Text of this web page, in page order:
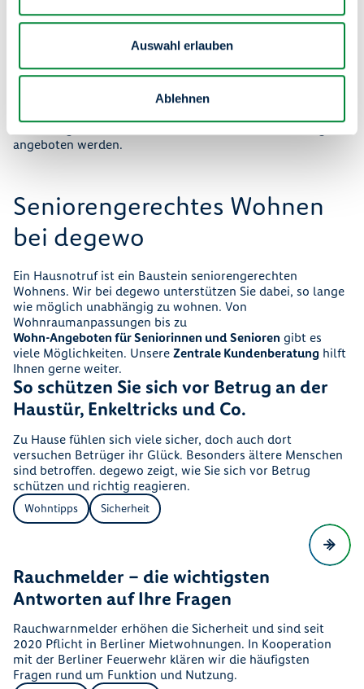
Auswahl erlauben
Ablehnen
B. ein regelmäßiges Gespräch mit den SOPHIA-
schon jahrelang und sind zu regelrechten Freundschaften
gewachsen. Außerdem besteht die Möglichkeit, durch
ehrenamtliche Helferinnen und Helfer im Alltag
unterstützt zu werden. Sie helfen beim Einkaufen, begleiten
angeboten werden.
Seniorengerechtes Wohnen
bei degewo
Ein Hausnotruf ist ein Baustein seniorengerechten
Wohnens. Wir bei degewo unterstützen Sie dabei, so lange
wie möglich unabhängig zu wohnen. Von
Wohnraumanpassungen bis zu
Wohn-Angeboten für Seniorinnen und Senioren gibt es
viele Möglichkeiten. UnsereZentrale Kundenberatung hilft
Ihnen gerne weiter.
So schützen Sie sich vor Betrug an der
Haustür, Enkeltricks und Co.
Zu Hause fühlen sich viele sicher, doch auch dort
versuchen Betrüger ihr Glück. Besonders ältere Menschen
sind betroffen. degewo zeigt, wie Sie sich vor Betrug
schützen und richtig reagieren.
Wohntipps Sicherheit
Rauchmelder – die wichtigsten
Antworten auf Ihre Fragen
Rauchwarnmelder erhöhen die Sicherheit und sind seit
2020 Pflicht in Berliner Mietwohnungen. In Kooperation
mit der Berliner Feuerwehr klären wir die häufigsten
Fragen rund um Funktion und Nutzung.